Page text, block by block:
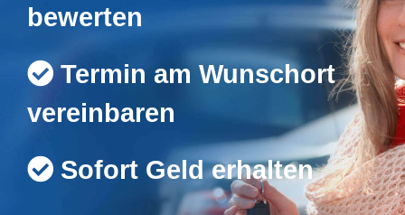
bewerten
Termin am Wunschort
vereinbaren
Sofort Geld erhalten